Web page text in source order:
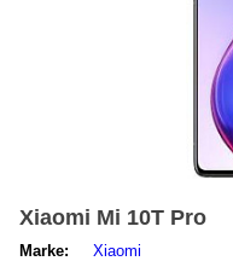
Xiaomi Mi 10T Pro
Marke:
Xiaomi